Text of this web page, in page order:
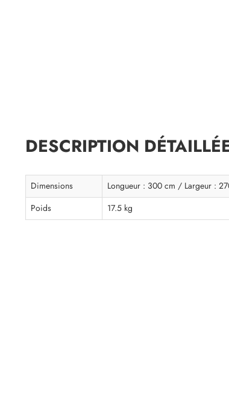
DESCRIPTION
Dimensions
Longueur : 300 cm / Largeur :
Poids
17.5 kg